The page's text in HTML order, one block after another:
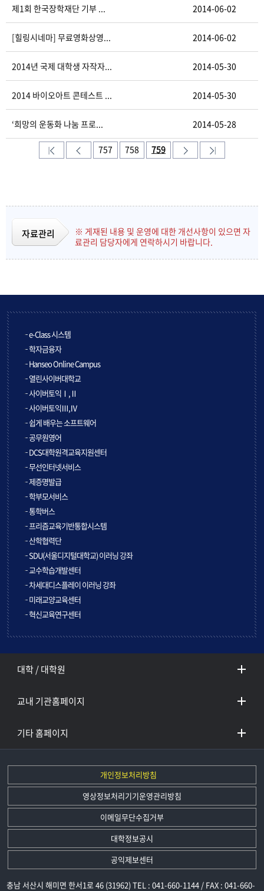
제1회 한국장학재단 기부 ... 2014-06-02
[힐링시네마] 무료영화상영... 2014-06-02
2014년 국제 대학생 자작자... 2014-05-30
2014 바이오아트 콘테스트 ... 2014-05-30
‘희망의 운동화 나눔 프로... 2014-05-28
757 758 759
자료관리
※ 게재된 내용 및 운영에 대한 개선사항이 있으면 자
료관리 담당자에게 연락하시기 바랍니다.
e-Class 시스템
학자금융자
Hanseo Online Campus
열린사이버대학교
사이버토익Ⅰ,Ⅱ
사이버토익Ⅲ,Ⅳ
쉽게 배우는 소프트웨어
공무원영어
DCS대학원격교육지원센터
무선인터넷서비스
제증명발급
학부모서비스
통학버스
프리즘교육기반통합시스템
산학협력단
SDU(서울디지털대학교) 이러닝 강좌
교수학습개발센터
차세대디스플레이 이러닝 강좌
미래교양교육센터
혁신교육연구센터
대학 / 대학원
교내 기관홈페이지
기타 홈페이지
개인정보처리방침
영상정보처리기기운영관리방침
이메일무단수집거부
대학정보공시
공익제보센터
충남 서산시 해미면 한서1로 46 (31962) TEL : 041-660-1144 / FAX : 041-660-